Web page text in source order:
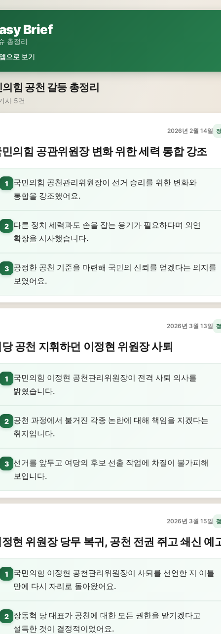
Brief
총정리
으로 보기
힘 공천 갈등 총정리
사 5건
2026년 2월 14일
의힘 공관위원장 변화 위한 세력 통합 강조
1
국민의힘 공천관리위원장이 선거 승리를 위한 변화와
통합을 강조했어요.
2
다른 정치 세력과도 손을 잡는 용기가 필요하다며 외연
확장을 시사했습니다.
3
공정한 공천 기준을 마련해 국민의 신뢰를 얻겠다는 의지를
보였어요.
2026년 3월 13일
공천 지휘하던 이정현 위원장 사퇴
1
국민의힘 이정현 공천관리위원장이 전격 사퇴 의사를
밝혔습니다.
2
공천 과정에서 불거진 각종 논란에 대해 책임을 지겠다는
취지입니다.
3 선거를 앞두고 여당의 후보 선출 작업에 차질이 불가피해
보입니다.
2026년 3월 15일
현 위원장 당무 복귀, 공천 전권 쥐고 쇄신 예
1
국민의힘 이정현 공천관리위원장이 사퇴를 선언한 지 이틀
만에 다시 자리로 돌아왔어요.
2
장동혁 당 대표가 공천에 대한 모든 권한을 맡기겠다고
설득한 것이 결정적이었어요.